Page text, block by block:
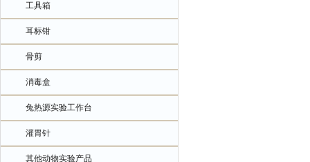
工具箱
耳标钳
骨剪
消毒盒
兔热源实验工作台
灌胃针
其他动物实验产品